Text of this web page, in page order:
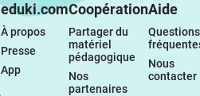
eduki.com
À propos
Presse
App
Coopération
Partager du
matériel
pédagogique
Nos
partenaires
Aide
Questions
Nous
contacter